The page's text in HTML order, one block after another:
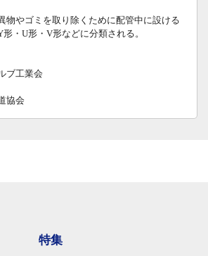
物やゴミを取り除くために配管中に設ける
・U形・V形などに分類される。
ブ工業会
協会
特集